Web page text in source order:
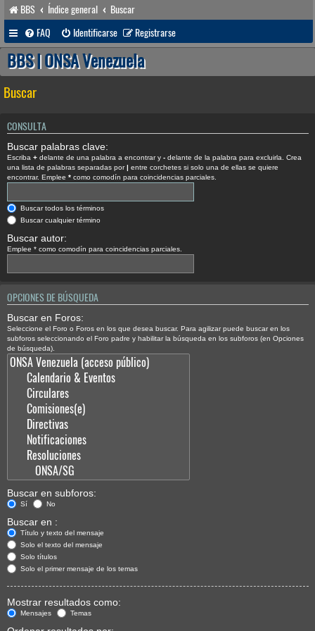
BBS Índice general
Buscar
FAQ
Identificarse Registrarse
BBS | ONSA Venezuela
Buscar
CONSULTA
Buscar palabras clave:
Escriba + delante de una palabra a encontrar y - delante de la palabra para excluirla. Crea
una lista de palabras separadas por| entre corchetes si solo una de ellas se quiere
encontrar. Emplee * como comodín para coincidencias parciales.
Buscar todos los términos
Buscar cualquier término
Buscar autor:
Emplee * como comodín para coincidencias parciales.
OPCIONES DE BÚSQUEDA
Buscar en Foros:
Seleccione el Foro o Foros en los que desea buscar. Para agilizar puede buscar en los
subforos seleccionando el Foro padre y habilitar la búsqueda en los subforos (en Opciones
de búsqueda).
Buscar en subforos:
Sí No
Buscar en :
Título y texto del mensaje
Solo el texto del mensaje
Solo títulos
Solo el primer mensaje de los temas
Mostrar resultados como:
Mensajes Temas